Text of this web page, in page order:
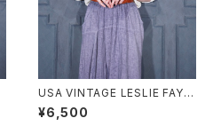
USA VINTAGE LESLIE FAY C
OLLAR DESIGN HALF SLEE
VE SHIRT/アメリカ古着襟デザ
¥6,500